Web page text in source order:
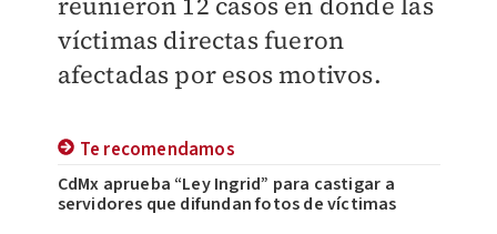
víctimas directas fueron
afectadas por esos motivos.
Te recomendamos
CdMx aprueba “Ley Ingrid” para castigar a
servidores que difundan fotos de víctimas